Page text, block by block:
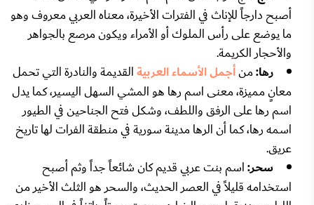
أصبح دارجاً للإناث في الفترات الأخيرة، معناه العربي معروف وهو
ما يوضع على رأس الملوك أو الأمراء ويكون مرصع بالجواهر
والأحجار الكريمة.
رها:منأجمل الأسماء العربيةالقديمة والنادرة التي تحمل
معانٍ مميزة، معنى اسم رها هو المشي السهل اليسير، كما يدل
اسم رها على الرفق واللطف، وشكل فتح الجناحين في الطيور
اسمه رها، كما أن الرها مدينة سورية في منطقة الفرات لها تاريخ
عريق.
سحر:اسم بنت عربي قديم كان شائعاً جداً وثم أصبح
استخدامه قليلاً في العصر الحديث، والسحر هو الثلث الأخير من